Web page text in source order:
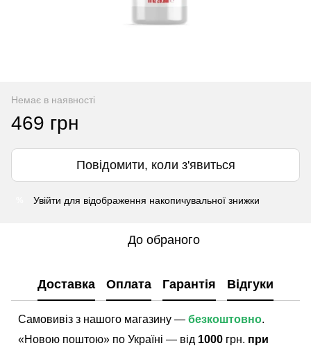
Немає в наявності
469 грн
Повідомити, коли з'явиться
Увійти для відображення накопичувальної знижки
До обраного
Доставка Оплата Гарантія Відгуки
Самовивіз з нашого магазину — безкоштовно.
«Новою поштою» по Україні — від 1000 грн. при